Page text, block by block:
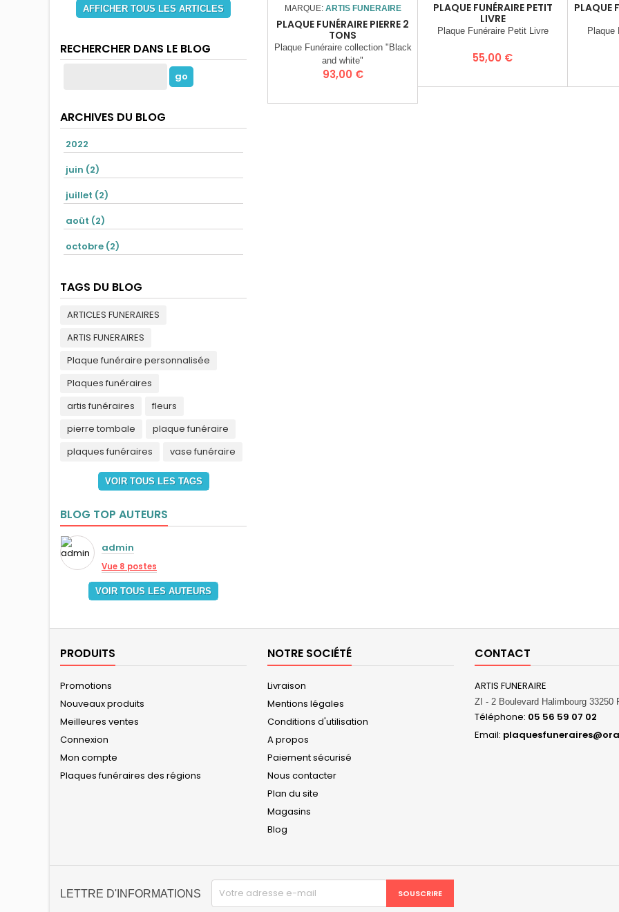
AFFICHER TOUS LES ARTICLES
RECHERCHER DANS LE BLOG
ARCHIVES DU BLOG
2022
juin (2)
juillet (2)
août (2)
octobre (2)
TAGS DU BLOG
ARTICLES FUNERAIRES
ARTIS FUNERAIRES
Plaque funéraire personnalisée
Plaques funéraires
artis funéraires
fleurs
pierre tombale
plaque funéraire
plaques funéraires
vase funéraire
VOIR TOUS LES TAGS
BLOG TOP AUTEURS
admin
Vue 8 postes
VOIR TOUS LES AUTEURS
MARQUE: ARTIS FUNERAIRE
PLAQUE FUNÉRAIRE PIERRE 2
TONS
Plaque Funéraire collection "Black
and white"
Prix
93,00 €
PLAQUE FUNÉRAIRE PETIT
LIVRE
Plaque Funéraire Petit Livre
Prix
55,00 €
PLAQUE
Plaque
PRODUITS
Promotions
Nouveaux produits
Meilleures ventes
Connexion
Mon compte
Plaques funéraires des régions
NOTRE SOCIÉTÉ
Livraison
Mentions légales
Conditions d'utilisation
A propos
Paiement sécurisé
Nous contacter
Plan du site
Magasins
Blog
CONTACT
ARTIS FUNERAIRE
ZI - 2 Boulevard Halimbourg 33250
Téléphone: 05 56 59 07 02
Email:
LETTRE D'INFORMATIONS